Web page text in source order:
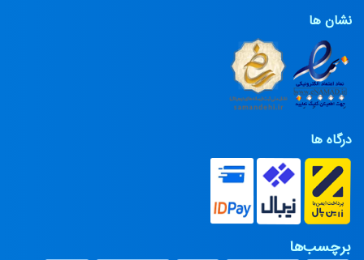
نشان ها
درگاه ها
برچسب‌ها